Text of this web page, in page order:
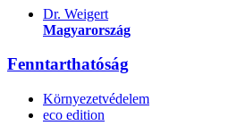
Dr. Weigert
Magyarország
Fenntarthatóság
Környezetvédelem
eco edition